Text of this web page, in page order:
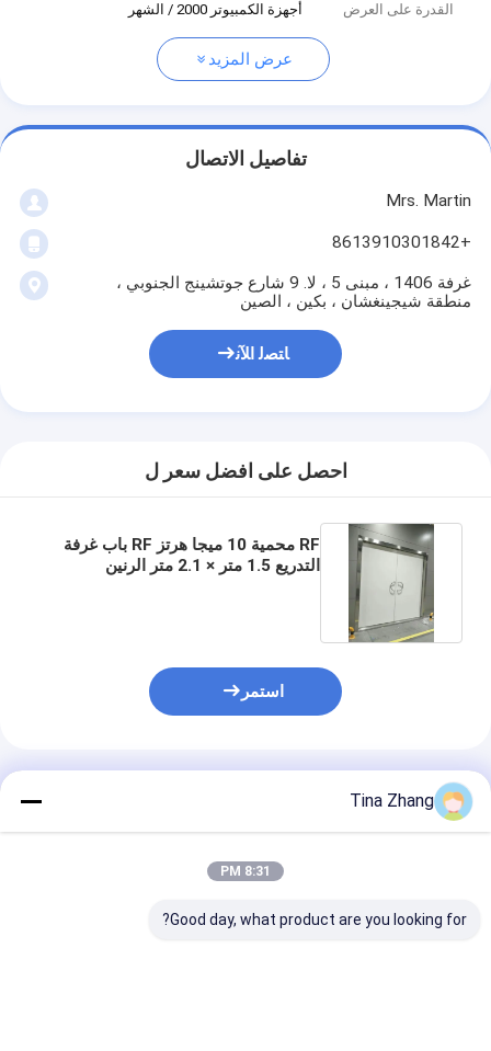
القدرة على العرض
أجهزة الكمبيوتر 2000 / الشهر
عرض المزيد
تفاصيل الاتصال
Mrs. Martin
+8613910301842
غرفة 1406 ، مبنى 5 ، لا. 9 شارع جوتشينج الجنوبي ،
منطقة شيجينغشان ، بكين ، الصين
ﺎﺘﺼﻟ ﺍﻶﻧ
احصل على افضل سعر ل
RF محمية 10 ميجا هرتز RF باب غرفة
التدريع 1.5 متر × 2.1 متر الرنين
استمر
المنتجات الموصى بها
Tina Zhang
8:31 PM
Good day, what product are you looking for?